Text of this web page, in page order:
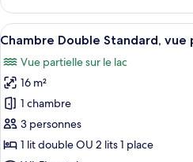
balcon,
vue
partielle
sur
le
lac
le
type
de
Chambre
Double
Supérieure,
balcon,
vue
partielle
sur
Afficher
toutes
les
photos
pour
ce
type
5
Chambre Double Standard, vue
Vue partielle sur le lac
16 m²
1 chambre
3 personnes
1 lit double OU 2 lits 1 place